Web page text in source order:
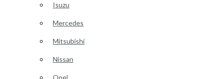
Isuzu
Mercedes
Mitsubishi
Nissan
Opel